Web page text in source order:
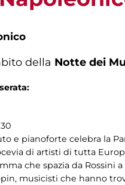
della Notte dei
e pianoforte celebra la
di artisti di tutta
che spazia da Rossini
musicisti che hanno